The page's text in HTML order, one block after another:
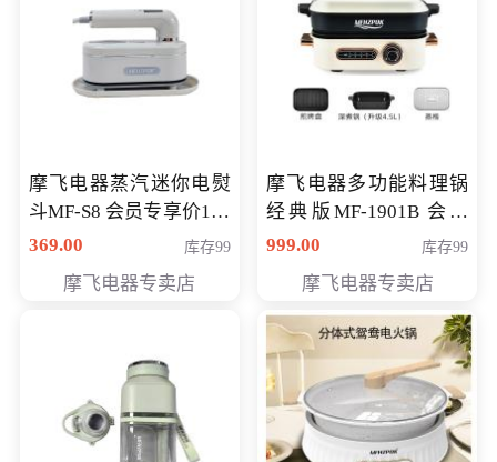
摩飞电器蒸汽迷你电熨
斗MF-S8 会员专享价168
元
369.00 库存99
摩飞电器专卖店
摩飞电器多功能料理锅
经典版MF-1901B 会员
专享价399元
999.00 库存99
摩飞电器专卖店